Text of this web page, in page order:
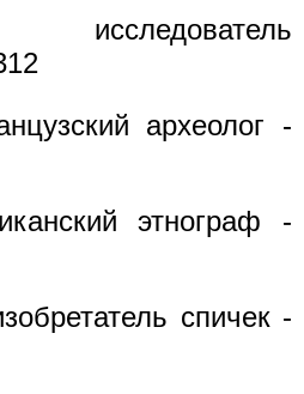
археолог -
этнограф -
спичек -